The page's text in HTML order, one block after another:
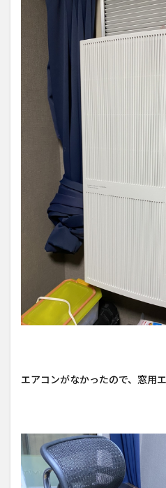
エアコンがなかったので、窓用